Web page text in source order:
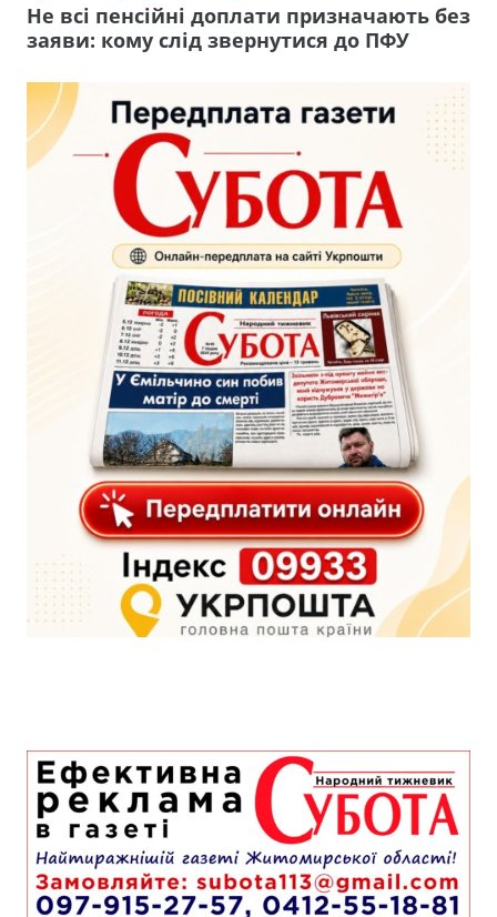
Не всі пенсійні доплати призначають без
заяви: кому слід звернутися до ПФУ